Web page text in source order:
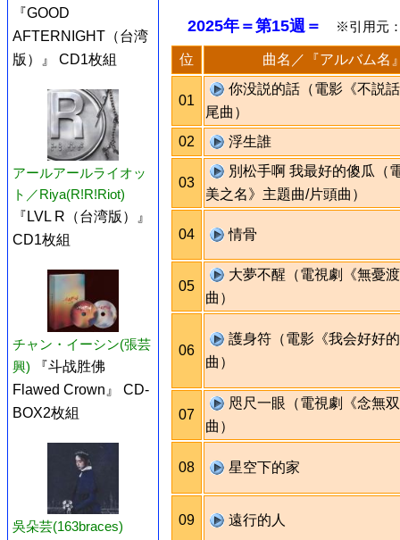
『GOOD
AFTERNIGHT（台湾
版）』 CD1枚組
アールアールライオッ
ト／Riya(R!R!Riot)
『LVL R（台湾版）』
CD1枚組
チャン・イーシン(張芸
興)
『斗战胜佛
Flawed Crown』 CD-
BOX2枚組
吳朵芸(163braces)
2025年＝第15週＝ ※引用元
位 曲名／『アルバム名
01
你没説的話（電影《不説
尾曲）
02
浮生誰
03
別松手啊 我最好的傻瓜（
美之名》主題曲/片頭曲）
04 情骨
05
大夢不醒（電視劇《無憂
曲）
06
護身符（電影《我会好好
曲）
07
咫尺一眼（電視劇《念無
曲）
08 星空下的家
09 遠行的人